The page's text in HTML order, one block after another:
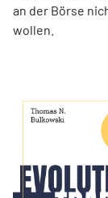
an der Börse
wollen.